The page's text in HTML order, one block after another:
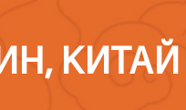
КИТАЙ